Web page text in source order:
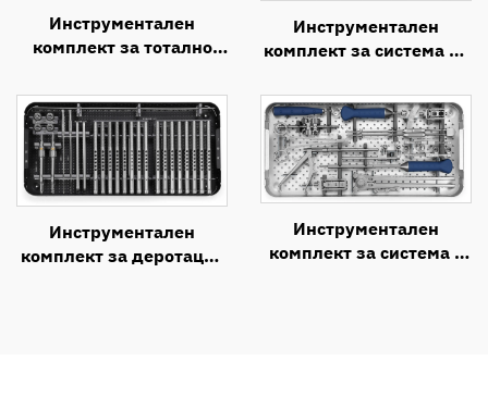
Инструментален
комплект за тотално
Инструментален
комплект за система за
интертелна фузия
(ACIF)
Инструментален
комплект за деротация
Инструментален
комплект за система с